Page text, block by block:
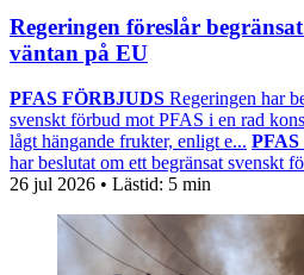
Regeringen föreslår
väntan på EU
PFAS FÖRBJUDS Regeringen har
svenskt förbud mot PFAS i en rad
lågt hängande frukter, enligt e...
har beslutat om ett begränsat svenskt
26 jul 2026 • Lästid: 5 min